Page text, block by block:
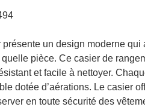
présente un design moderne
quelle pièce. Ce casier de
et facile à nettoyer.
dotée d’aérations. Le casier
en toute sécurité des